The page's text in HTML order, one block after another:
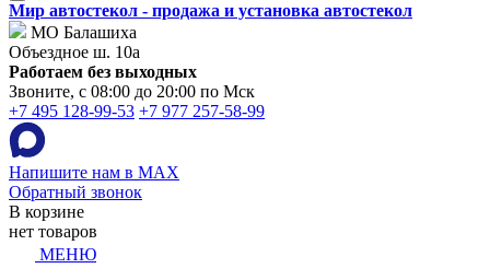
Мир автостекол - продажа и установка автостекол
МО Балашиха
Объездное ш. 10а
Работаем без выходных
Звоните, с 08:00 до 20:00 по Мск
+7 495 128-99-53 +7 977 257-58-99
Напишите нам в MAX
Обратный звонок
В корзине
нет товаров
МЕНЮ